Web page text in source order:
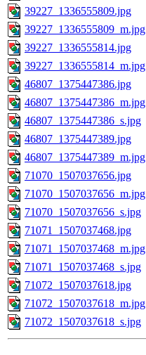
39227_1336555809.jpg
39227_1336555809_m.jpg
39227_1336555814.jpg
39227_1336555814_m.jpg
46807_1375447386.jpg
46807_1375447386_m.jpg
46807_1375447386_s.jpg
46807_1375447389.jpg
46807_1375447389_m.jpg
71070_1507037656.jpg
71070_1507037656_m.jpg
71070_1507037656_s.jpg
71071_1507037468.jpg
71071_1507037468_m.jpg
71071_1507037468_s.jpg
71072_1507037618.jpg
71072_1507037618_m.jpg
71072_1507037618_s.jpg